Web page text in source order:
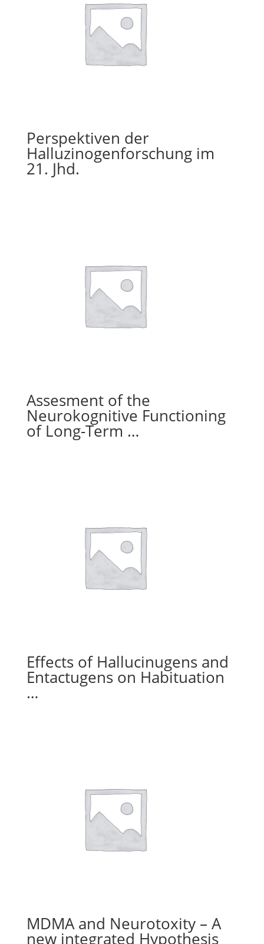
Perspektiven der
Halluzinogenforschung im
21. Jhd.
Assesment of the
Neurokognitive Functioning
of Long-Term …
Effects of Hallucinugens and
Entactugens on Habituation
…
MDMA and Neurotoxity – A
new integrated Hypothesis